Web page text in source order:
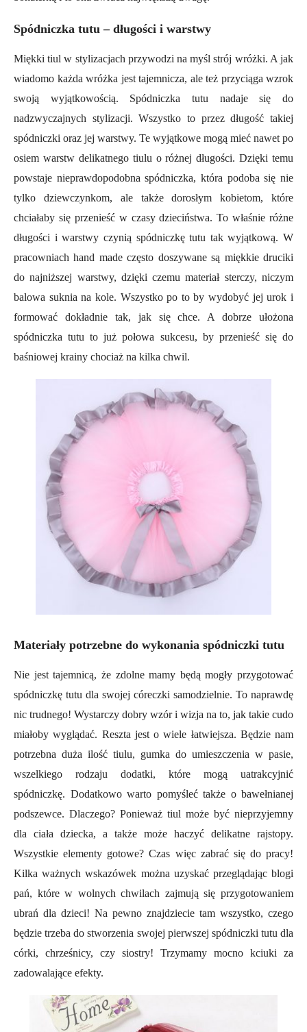
Spódniczka tutu – długości i warstwy
Miękki tiul w stylizacjach przywodzi na myśl strój wróżki. A jak
wiadomo każda wróżka jest tajemnicza, ale też przyciąga wzrok
swoją wyjątkowością. Spódniczka tutu nadaje się do
nadzwyczajnych stylizacji. Wszystko to przez długość takiej
spódniczki oraz jej warstwy. Te wyjątkowe mogą mieć nawet po
osiem warstw delikatnego tiulu o różnej długości. Dzięki temu
powstaje nieprawdopodobna spódniczka, która podoba się nie
tylko dziewczynkom, ale także dorosłym kobietom, które
chciałaby się przenieść w czasy dzieciństwa. To właśnie różne
długości i warstwy czynią spódniczkę tutu tak wyjątkową. W
pracowniach hand made często doszywane są miękkie druciki
do najniższej warstwy, dzięki czemu materiał sterczy, niczym
balowa suknia na kole. Wszystko po to by wydobyć jej urok i
formować dokładnie tak, jak się chce. A dobrze ułożona
spódniczka tutu to już połowa sukcesu, by przenieść się do
baśniowej krainy chociaż na kilka chwil.
Materiały potrzebne do wykonania spódniczki tutu
Nie jest tajemnicą, że zdolne mamy będą mogły przygotować
spódniczkę tutu dla swojej córeczki samodzielnie. To naprawdę
nic trudnego! Wystarczy dobry wzór i wizja na to, jak takie cudo
miałoby wyglądać. Reszta jest o wiele łatwiejsza. Będzie nam
potrzebna duża ilość tiulu, gumka do umieszczenia w pasie,
wszelkiego rodzaju dodatki, które mogą uatrakcyjnić
spódniczkę. Dodatkowo warto pomyśleć także o bawełnianej
podszewce. Dlaczego? Ponieważ tiul może być nieprzyjemny
dla ciała dziecka, a także może haczyć delikatne rajstopy.
Wszystkie elementy gotowe? Czas więc zabrać się do pracy!
Kilka ważnych wskazówek można uzyskać przeglądając blogi
pań, które w wolnych chwilach zajmują się przygotowaniem
ubrań dla dzieci! Na pewno znajdziecie tam wszystko, czego
będzie trzeba do stworzenia swojej pierwszej spódniczki tutu dla
córki, chrześnicy, czy siostry! Trzymamy mocno kciuki za
zadowalające efekty.